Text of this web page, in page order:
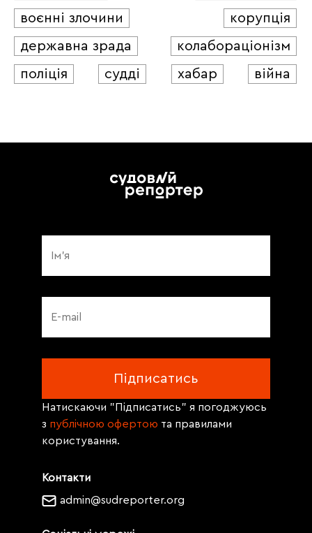
воєнні злочини
корупція
державна зрада
колабораціонізм
поліція
судді хабар війна
Контакти
admin@sudreporter.org
Натискаючи "Підписатись" я погоджуюсь
з публічною офертою та правилами
користування.